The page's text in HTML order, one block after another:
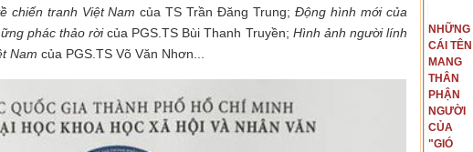
chiến tranh Việt Namcủa TS Trần Đăng Trung;Động hình mới của
phác thảo rờicủa PGS.TS Bùi Thanh Truyền; Hình ảnh người lính
Nam của PGS.TS Võ Văn Nhơn...
dung viết văn là
sự hư cấu, một
dựng thế giới từ
nơi nhà văn tự
mọi thứ theo ý mình...
TÚ NGỌC)
NGUYÊN
CỦA TÔI
LÀ
NHỮNG
NGƯỜI
ĐÃ PHẤT
Là người đi dọc biên giới phía
Bắc, tôi có thế mạnh khi hình
ANH)
NHỮNG
CÁI TÊN
MANG
THÂN
PHẬN
NGƯỜI
CỦA
"GIÓ